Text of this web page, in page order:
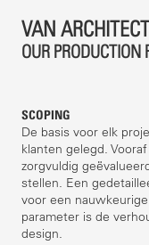
VAN
OUR PRODUCTION
SCOPING
De basis voor elk
klanten gelegd.
zorgvuldig
stellen. Een
voor een
parameter is de
design.